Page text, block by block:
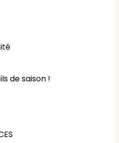
de saison !